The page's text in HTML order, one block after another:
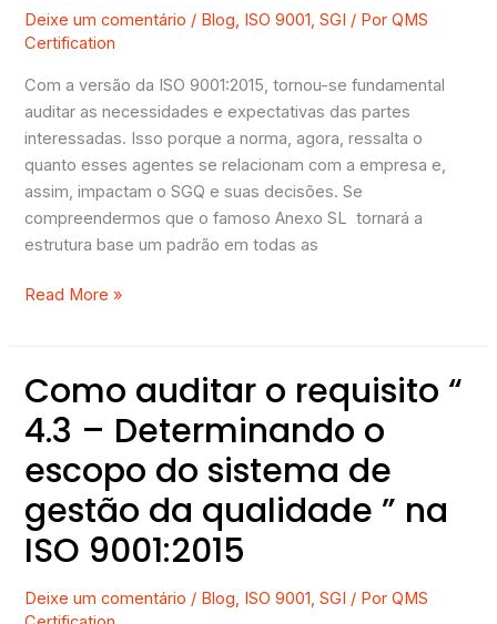
Deixe um comentário / Blog, ISO 9001,SGI / PorQMS
Certification
Com a versão da ISO 9001:2015, tornou-se fundamental
auditar as necessidades e expectativas das partes
interessadas. Isso porque a norma, agora, ressalta o
quanto esses agentes se relacionam com a empresa e,
assim, impactam o SGQ e suas decisões. Se
compreendermos que o famoso Anexo SL tornará a
estrutura base um padrão em todas as
interessadas
na
9001:2015
Read More »
Como auditar o requisito “
4.3 – Determinando o
escopo do sistema de
gestão da qualidade ” na
ISO 9001:2015
Deixe um comentário / Blog, ISO 9001,SGI / PorQMS
Como
o
requisito
4.3
–
o